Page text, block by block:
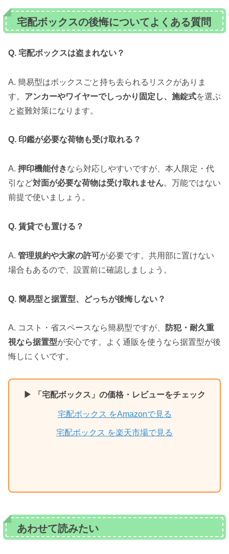
宅配ボックスの後悔についてよくある質問
Q. 宅配ボックスは盗まれない？
A. 簡易型はボックスごと持ち去られるリスクがありま
す。 アンカーやワイヤーでしっかり固定し、施錠式を選ぶ
と盗難対策になります。
Q. 印鑑が必要な荷物も受け取れる？
A. 押印機能付きなら対応しやすいですが、本人限定・代
引など対面が必要な荷物は受け取れません。万能ではない
前提で使いましょう。
Q. 賃貸でも置ける？
A. 管理規約や大家の許可が必要です。共用部に置けない
場合もあるので、設置前に確認しましょう。
Q. 簡易型と据置型、どっちが後悔しない？
A. コスト・省スペースなら簡易型ですが、
防犯・耐久重
視なら据置型が安心です。よく通販を使うなら据置型が後
悔しにくいです。
▶ 「宅配ボックス」の価格・レビューをチェック
宅配ボックス をAmazonで見る
宅配ボックス を楽天市場で見る
あわせて読みたい